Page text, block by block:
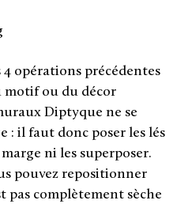
opérations précédentes
motif ou du décor
Diptyque ne se
: il faut donc poser les lés
ni les superposer.
pouvez repositionner
pas complètement sèche